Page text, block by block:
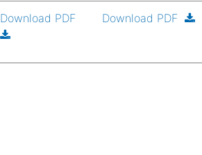
Download PDF Download PDF